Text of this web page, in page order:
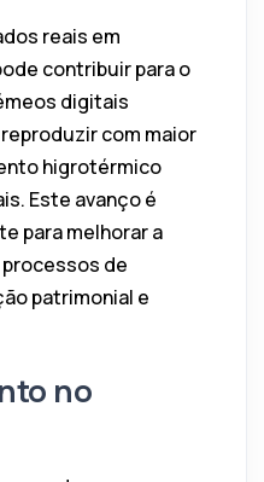
reais em
contribuir para o
digitais
com maior
higrotérmico
Este avanço é
para melhorar a
de
patrimonial e
no